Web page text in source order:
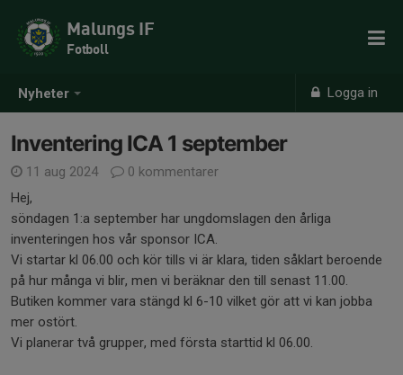
Nyheter Logga in
Malungs IF
Fotboll
Inventering ICA 1 september
11 aug 2024
0 kommentarer
Hej,
söndagen 1:a september har ungdomslagen den årliga
inventeringen hos vår sponsor ICA.
Vi startar kl 06.00 och kör tills vi är klara, tiden såklart beroende
på hur många vi blir, men vi beräknar den till senast 11.00.
Butiken kommer vara stängd kl 6-10 vilket gör att vi kan jobba
mer ostört.
Vi planerar två grupper, med första starttid kl 06.00.